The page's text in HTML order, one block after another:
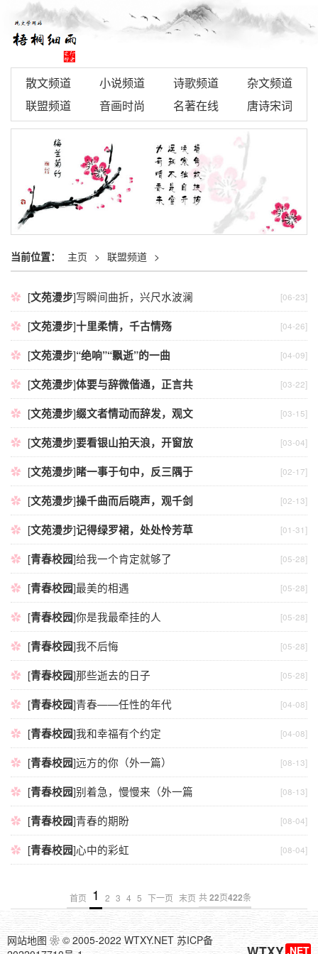
散文频道 小说频道 诗歌频道
杂文频道
联盟频道
音画时尚 名著在线 唐诗宋词
当前位置： 主页 > 联盟频道 >
[文苑漫步] [06-23]
写瞬间曲折，兴尺水波澜
[文苑漫步] [04-26]
十里柔情，千古情殇
[文苑漫步] [04-09]
“绝响”“飘逝”的一曲
[文苑漫步] [03-22]
体要与辞微偕通，正言共
[文苑漫步] [03-15]
缀文者情动而辞发，观文
[文苑漫步] [03-04]
要看银山拍天浪，开窗放
[文苑漫步] [02-17]
睹一事于句中，反三隅于
[文苑漫步] [02-13]
操千曲而后晓声，观千剑
[文苑漫步] [01-31]
记得绿罗裙，处处怜芳草
[青春校园] [05-28]
给我一个肯定就够了
[青春校园] [05-28]
最美的相遇
[青春校园] [05-28]
你是我最牵挂的人
[青春校园] [05-28]
我不后悔
[青春校园] [05-28]
那些逝去的日子
[青春校园] [04-08]
青春——任性的年代
[青春校园] [04-08]
我和幸福有个约定
[青春校园] [08-13]
远方的你（外一篇）
[青春校园] [08-13]
别着急，慢慢来（外一篇
[青春校园] [08-04]
青春的期盼
[青春校园] [08-04]
心中的彩虹
首页 1 2 3 4 5 下一页 末页 共22页422条
网站地图❀ © 2005-2022 WTXY.NET 苏ICP备
.NET